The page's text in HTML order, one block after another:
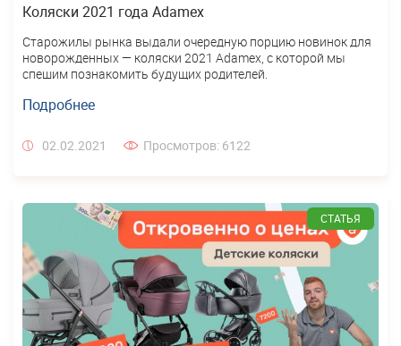
Коляски 2021 года Adamex
Старожилы рынка выдали очередную порцию новинок для
новорожденных — коляски 2021 Adamex, с которой мы
спешим познакомить будущих родителей.
Подробнее
02.02.2021 Просмотров: 6122
СТАТЬЯ